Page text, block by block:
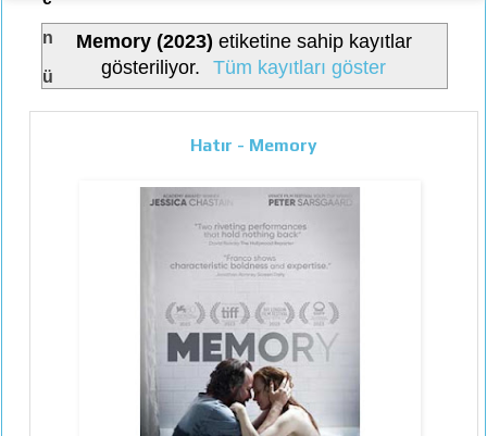
n
ü
Memory (2023) etiketine sahip kayıtlar
gösteriliyor.
Tüm kayıtları göster
Hatır - Memory